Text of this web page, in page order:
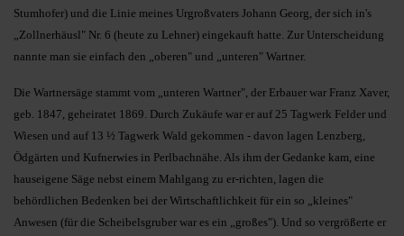
Stumhofer) und die Linie meines Urgroßvaters Johann Georg, der sich in's
„Zollnerhäusl" Nr. 6 (heute zu Lehner) eingekauft hatte. Zur Unterscheidung
nannte man sie einfach den „oberen" und „unteren" Wartner.
Die Wartnersäge stammt vom „unteren Wartner", der Erbauer war Franz Xaver,
geb. 1847, geheiratet 1869. Durch Zukäufe war er auf 25 Tagwerk Felder und
Wiesen und auf 13 ½ Tagwerk Wald gekommen - davon lagen Lenzberg,
Ödgärten und Kufnerwies in Perlbachnähe. Als ihm der Gedanke kam, eine
hauseigene Säge nebst einem Mahlgang zu er-richten, lagen die
behördlichen Bedenken bei der Wirtschaftlichkeit für ein so „kleines"
Anwesen (für die Scheibelsgruber war es ein „großes"). Und so vergrößerte er